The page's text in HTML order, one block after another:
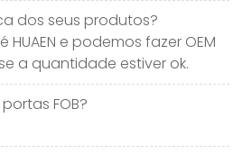
dos seus produtos?
HUAEN e podemos fazer OEM
a quantidade estiver ok.
FOB?